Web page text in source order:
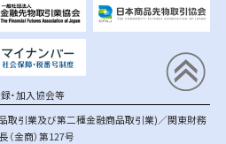
・加入協会等
取引業及び第二種金融商品取引業)／関東財務
（金商）第127号